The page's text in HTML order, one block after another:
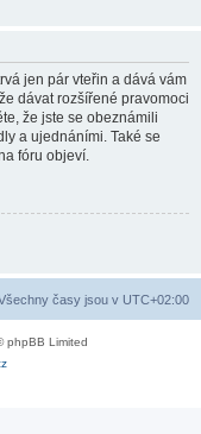
jen pár vteřin a dává vám
dávat rozšířené pravomoci
že jste se obeznámili
a ujednáními. Také se
fóru objeví.
časy jsou v UTC+02:00
phpBB Limited